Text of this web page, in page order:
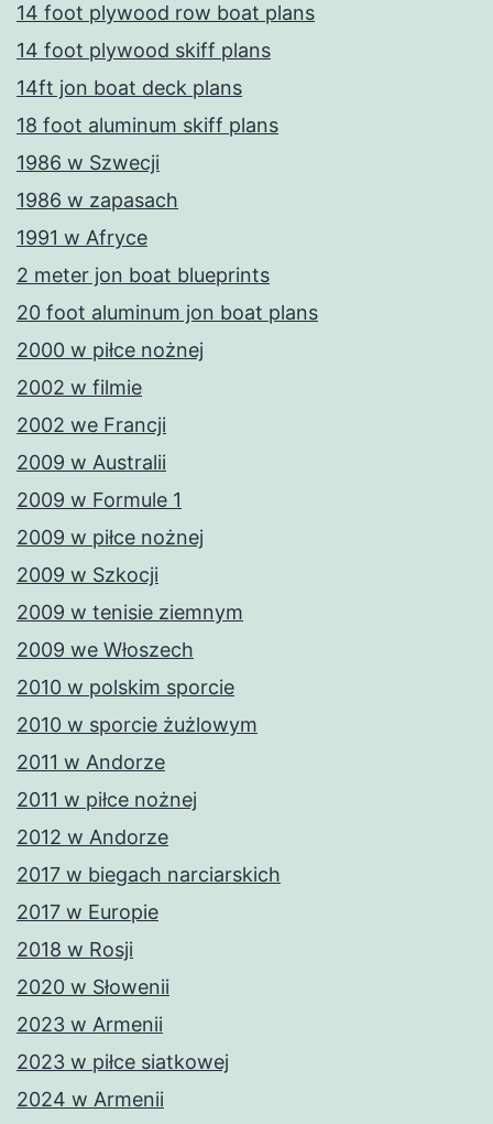
14 foot plywood row boat plans
14 foot plywood skiff plans
14ft jon boat deck plans
18 foot aluminum skiff plans
1986 w Szwecji
1986 w zapasach
1991 w Afryce
2 meter jon boat blueprints
20 foot aluminum jon boat plans
2000 w piłce nożnej
2002 w filmie
2002 we Francji
2009 w Australii
2009 w Formule 1
2009 w piłce nożnej
2009 w Szkocji
2009 w tenisie ziemnym
2009 we Włoszech
2010 w polskim sporcie
2010 w sporcie żużlowym
2011 w Andorze
2011 w piłce nożnej
2012 w Andorze
2017 w biegach narciarskich
2017 w Europie
2018 w Rosji
2020 w Słowenii
2023 w Armenii
2023 w piłce siatkowej
2024 w Armenii